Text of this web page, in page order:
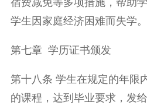
学生因家庭经济困难而失学。
第七章 学历证书颁发
第十八条 学生在规定的年限
的课程，达到毕业要求，发